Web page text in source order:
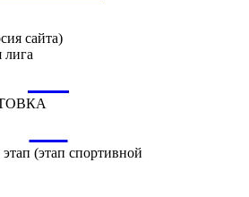
сайта)
(этап спортивной